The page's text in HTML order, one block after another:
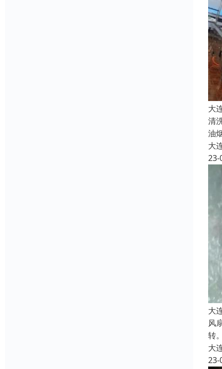
大
清
油
大
23-
大
风
转
大
23-